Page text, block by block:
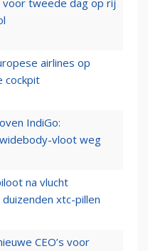
voor tweede dag op rij
airlines op
cockpit
IndiGo:
vloot weg
na vlucht
xtc-pillen
CEO’s voor